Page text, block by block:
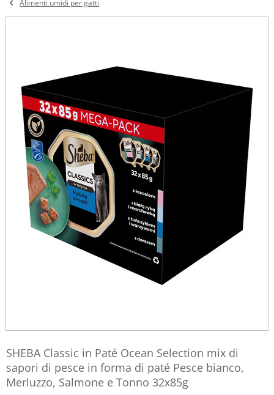
Alimenti umidi per gatti
SHEBA Classic in Paté Ocean Selection mix di
sapori di pesce in forma di paté Pesce bianco,
Merluzzo, Salmone e Tonno 32x85g